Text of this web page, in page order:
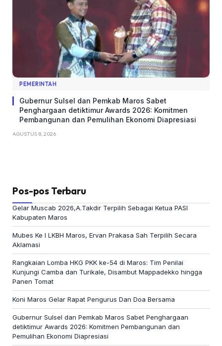
PEMERINTAH
Gubernur Sulsel dan Pemkab Maros Sabet
Penghargaan detiktimur Awards 2026: Komitmen
Pembangunan dan Pemulihan Ekonomi Diapresiasi
AGUSTUS 8, 2026
Pos-pos Terbaru
Gelar Muscab 2026,A.Takdir Terpilih Sebagai Ketua PASI
Kabupaten Maros
Mubes Ke I LKBH Maros, Ervan Prakasa Sah Terpilih Secara
Aklamasi
Rangkaian Lomba HKG PKK ke-54 di Maros: Tim Penilai
Kunjungi Camba dan Turikale, Disambut Mappadekko hingga
Panen Tomat
Koni Maros Gelar Rapat Pengurus Dan Doa Bersama
Gubernur Sulsel dan Pemkab Maros Sabet Penghargaan
detiktimur Awards 2026: Komitmen Pembangunan dan
Pemulihan Ekonomi Diapresiasi